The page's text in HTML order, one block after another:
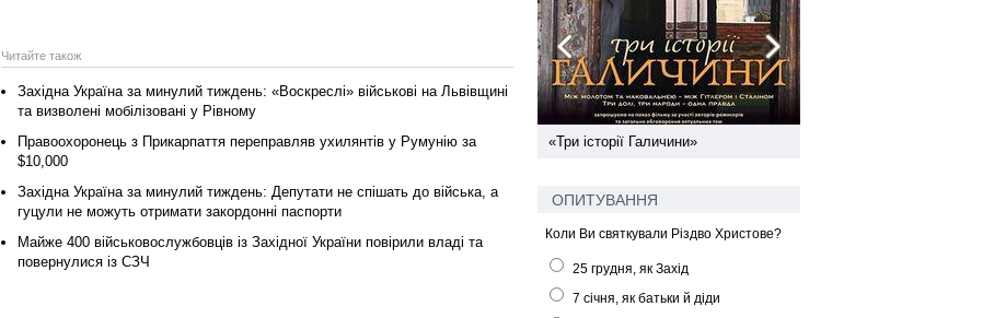
Читайте також
Західна Україна за минулий тиждень: «Воскреслі» військові на Львівщині
та визволені мобілізовані у Рівному
Правоохоронець з Прикарпаття переправляв ухилянтів у Румунію за
$10,000
Західна Україна за минулий тиждень: Депутати не спішать до війська, а
гуцули не можуть отримати закордонні паспорти
Майже 400 військовослужбовців із Західної України повірили владі та
повернулися із СЗЧ
Спільний інформпростір Західної
«Три історії Галичини»
ОПИТУВАННЯ
Коли Ви святкували Різдво Христове?
25 грудня, як Захід
7 січня, як батьки й діди